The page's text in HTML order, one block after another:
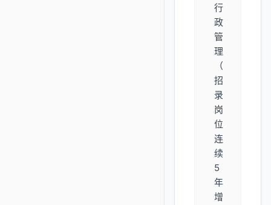
行
政
管
理
（
招
录
岗
位
连
续
5
年
增